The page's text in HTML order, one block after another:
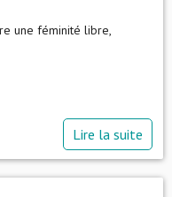
une féminité libre,
Lire la suite